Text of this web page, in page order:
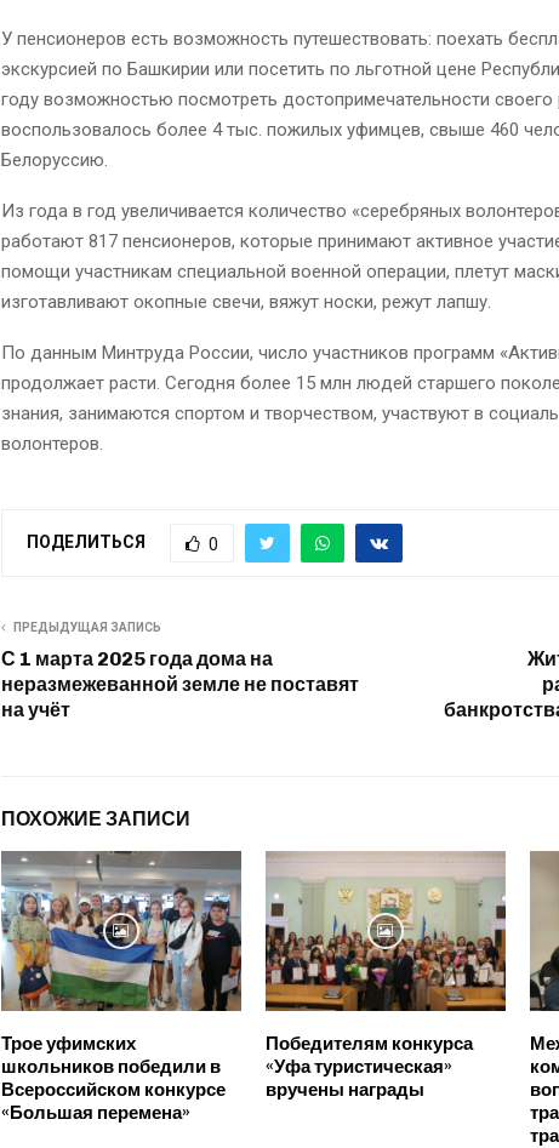
У пенсионеров есть возможность путешествовать: поехать
экскурсией по Башкирии или посетить по льготной цене
году возможностью посмотреть достопримечательности своего
воспользовалось более 4 тыс. пожилых уфимцев, свыше 460
Белоруссию.
Из года в год увеличивается количество «серебряных
работают 817 пенсионеров, которые принимают активное
помощи участникам специальной военной операции, плетут
изготавливают окопные свечи, вяжут носки, режут лапшу.
По данным Минтруда России, число участников программ
продолжает расти. Сегодня более 15 млн людей старшего
знания, занимаются спортом и творчеством, участвуют в
волонтеров.
ПОДЕЛИТЬСЯ 0
ПРЕДЫДУЩАЯ ЗАПИСЬ
С 1 марта 2025 года дома на
неразмежеванной земле не поставят
на учёт
ПОХОЖИЕ ЗАПИСИ
Трое уфимских
школьников победили в
Всероссийском конкурсе
«Большая перемена»
Победителям конкурса
«Уфа туристическая»
вручены награды